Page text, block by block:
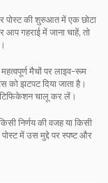
पोस्ट की शुरुआत में एक छोटा
आप गहराई में जाना चाहें, तो
मैचों पर लाइव-रूम
झटपट दिया जाता है।
चालू कर लें।
निर्णय की वजह या किसी
में उस मुद्दे पर स्पष्ट और